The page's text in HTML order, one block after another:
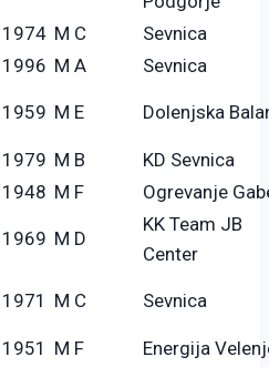
1974 M C
Sevnica
1996 M A Sevnica
1959 M E Dolenjska
1979 M B
KD Sevnica
1948 M F Ogrevanje
1969 M D
KK Team JB
Center
1971 M C Sevnica
1951 M F Energija